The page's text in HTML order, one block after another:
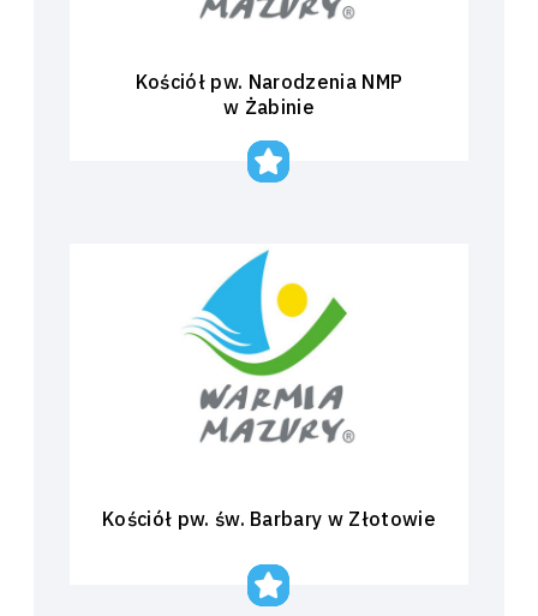
Kościół pw. Narodzenia NMP
w Żabinie
Kościół pw. św. Barbary w Złotowie